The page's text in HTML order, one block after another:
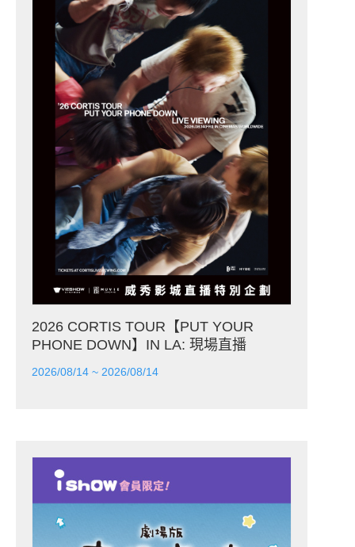
2026 CORTIS TOUR【PUT YOUR
PHONE DOWN】IN LA: 現場直播
2026/08/14 ~ 2026/08/14